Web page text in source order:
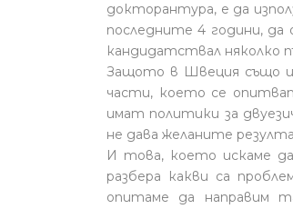
докторантура, е да
последните 4 години,
кандидатствал няколко
Защото в Швеция също
части, което се
имат политики за
не дава желаните
И това, което искаме
разбера какви са
опитаме да направим